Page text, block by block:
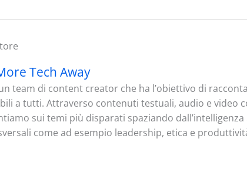
Tech Away
team di content creator che ha l’obiettivo di
a tutti. Attraverso contenuti testuali, audio e video
sui temi più disparati spaziando
come ad esempio leadership, etica e